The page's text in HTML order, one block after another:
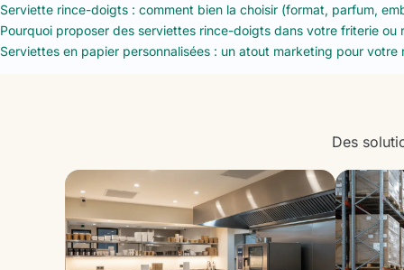
Serviette rince-doigts : comment bien la choisir (format, parfum,
Pourquoi proposer des serviettes rince-doigts dans votre friterie ou
Serviettes en papier personnalisées : un atout marketing pour votre
Des